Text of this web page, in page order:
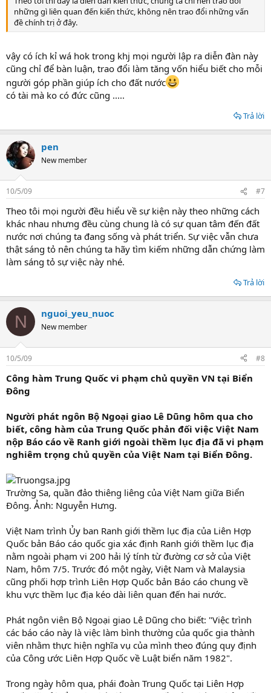
những gì liên quan đến kiến thức, không nên trao đổi những vấn
đề chính trị ở đây.
vậy có ích kỉ wá hok trong khj mọi người lập ra diễn đàn này
cũng chỉ để bàn luận, trao đổi làm tăng vốn hiểu biết cho mỗi
người góp phần giúp ích cho đất nước
có tài mà ko có đức cũng .....
Trả lời
pen
New member
10/5/09 #7
Theo tôi mọi người đều hiểu về sự kiện này theo những cách
khác nhau nhưng đều cùng chung là có sự quan tâm đến đất
nước nơi chúng ta đang sống và phát triển. Sự việc vẫn chưa
thật sáng tỏ nên chúng ta hãy tìm kiếm những dẫn chứng làm
làm sáng tỏ sự việc này nhé.
Trả lời
N nguoi_yeu_nuoc
New member
10/5/09 #8
Công hàm Trung Quốc vi phạm chủ quyền VN tại Biển
Đông
Người phát ngôn Bộ Ngoại giao Lê Dũng hôm qua cho
biết, công hàm của Trung Quốc phản đối việc Việt Nam
nộp Báo cáo về Ranh giới ngoài thềm lục địa đã vi phạm
nghiêm trọng chủ quyền của Việt Nam tại Biển Đông.
Trường Sa, quần đảo thiêng liêng của Việt Nam giữa Biển
Đông. Ảnh: Nguyễn Hưng.
Việt Nam trình Ủy ban Ranh giới thềm lục địa của Liên Hợp
Quốc bản Báo cáo quốc gia xác định Ranh giới thềm lục địa
nằm ngoài phạm vi 200 hải lý tính từ đường cơ sở của Việt
Nam, hôm 7/5. Trước đó một ngày, Việt Nam và Malaysia
cũng phối hợp trình Liên Hợp Quốc bản Báo cáo chung về
khu vực thềm lục địa kéo dài liên quan đến hai nước.
Phát ngôn viên Bộ Ngoại giao Lê Dũng cho biết: "Việc trình
các báo cáo này là việc làm bình thường của quốc gia thành
viên nhằm thực hiện nghĩa vụ của mình theo đúng quy định
của Công ước Liên Hợp Quốc về Luật biển năm 1982".
Trong ngày hôm qua, phái đoàn Trung Quốc tại Liên Hợp